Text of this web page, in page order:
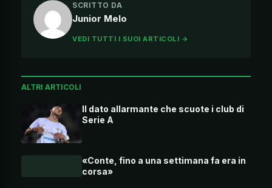
SCRITTO DA
Junior Melo
VEDI TUTTI I SUOI ARTICOLI →
ALTRI ARTICOLI
Il dato allarmante che scuote i club di
Serie A
«Conte, fino a una settimana fa era in
corsa»